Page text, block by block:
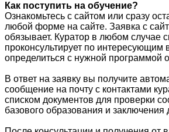
Как поступить на обучение?
Ознакомьтесь с сайтом или сразу
любой форме на сайте. Заявка с
обязывает. Куратор в любом случае
проконсультирует по интересующим
определиться с нужной программой
В ответ на заявку вы получите
сообщение на почту с контактами
списком документов для проверки
базового образования и заключения